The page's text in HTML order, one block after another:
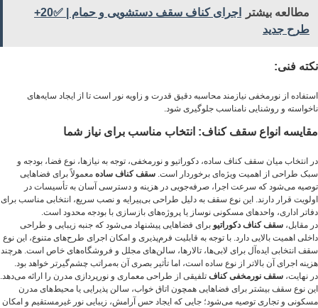
مطالعه بیشتر
اجرای کناف سقف دستشویی و حمام | ✅20+
طرح جدید
نکته فنی:
استفاده از نورمخفی نیازمند محاسبه دقیق قدرت و زاویه نور است تا از ایجاد سایه‌های
ناخواسته و روشنایی نامناسب جلوگیری شود.
مقایسه انواع سقف کناف: انتخاب مناسب برای نیاز شما
در انتخاب میان سقف کناف ساده، دکوراتیو و نورمخفی، توجه به نیازها، نوع فضا، بودجه و
سبک طراحی از اهمیت ویژه‌ای برخوردار است. سقف کناف ساده معمولاً برای فضاهایی
توصیه می‌شود که سرعت اجرا، صرفه‌جویی در هزینه و دسترسی آسان به تأسیسات در
اولویت قرار دارند. این نوع سقف به دلیل طراحی بی‌پیرایه و نصب سریع، انتخابی مناسب برای
دفاتر اداری، واحدهای مسکونی نوساز یا پروژه‌های بازسازی با بودجه محدود است.
در مقابل، سقف کناف دکوراتیو برای فضاهایی پیشنهاد می‌شود که جنبه زیبایی و طراحی
داخلی اهمیت بالایی دارد. با توجه به قابلیت فرم‌پذیری و امکان اجرای طرح‌های متنوع، این نوع
سقف انتخابی ایده‌آل برای لابی‌ها، تالارها، سالن‌های مجلل و فروشگاه‌های خاص است. هرچند
هزینه اجرای آن بالاتر از نوع ساده است، اما تأثیر بصری آن به‌مراتب چشم‌گیرتر خواهد بود.
در نهایت، سقف نورمخفی کناف تلفیقی از طراحی معماری و نورپردازی مدرن را ارائه می‌دهد.
این نوع سقف بیشتر برای فضاهایی همچون اتاق خواب، سالن پذیرایی یا محیط‌های مدرن
مسکونی و تجاری توصیه می‌شود؛ جایی که ایجاد حس آرامش، زیبایی نور غیرمستقیم و امکان